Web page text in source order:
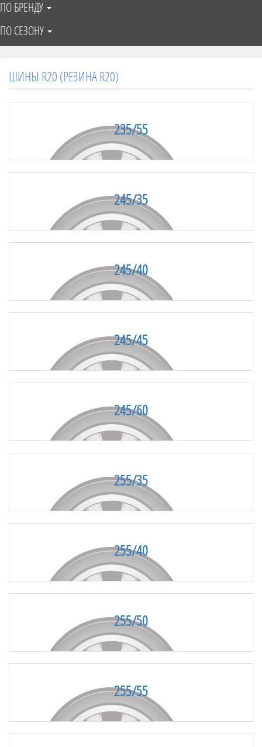
ПО БРЕНДУ
ПО СЕЗОНУ
ШИНЫ R20 (РЕЗИНА R20)
235/55
245/35
245/40
245/45
245/60
255/35
255/40
255/50
255/55